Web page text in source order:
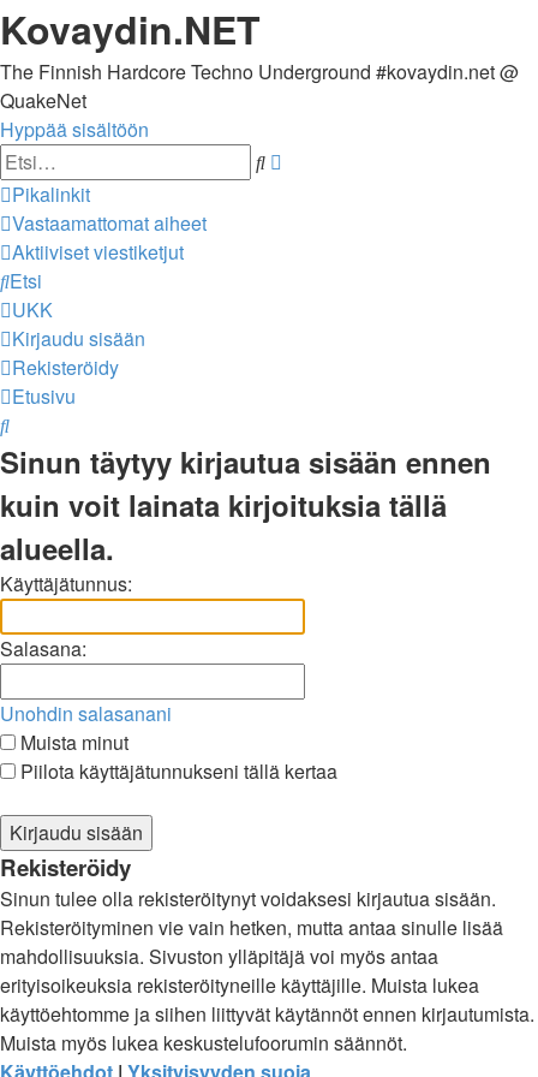
Kovaydin.NET
The Finnish Hardcore Techno Underground #kovaydin.net @
QuakeNet
Hyppää sisältöön
Etsi
Pikalinkit
Vastaamattomat aiheet
Aktiiviset viestiketjut
Etsi
UKK
Kirjaudu sisään
Rekisteröidy
Etusivu
Etsi
Sinun täytyy kirjautua sisään ennen
kuin voit lainata kirjoituksia tällä
alueella.
Käyttäjätunnus:
Salasana:
Unohdin salasanani
Muista minut
Piilota käyttäjätunnukseni tällä kertaa
Rekisteröidy
Sinun tulee olla rekisteröitynyt voidaksesi kirjautua sisään.
Rekisteröityminen vie vain hetken, mutta antaa sinulle lisää
mahdollisuuksia. Sivuston ylläpitäjä voi myös antaa
erityisoikeuksia rekisteröityneille käyttäjille. Muista lukea
käyttöehtomme ja siihen liittyvät käytännöt ennen kirjautumista.
Muista myös lukea keskustelufoorumin säännöt.